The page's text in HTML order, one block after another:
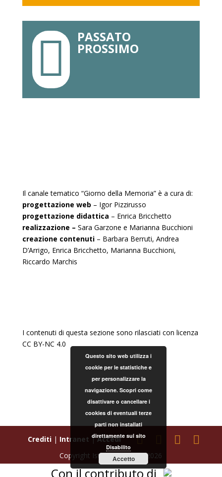
 PASSATO
PROSSIMO
Il canale tematico “Giorno della Memoria” è a cura di:
progettazione web – Igor Pizzirusso
progettazione didattica – Enrica Bricchetto
realizzazione – Sara Garzone e Marianna Bucchioni
creazione contenuti– Barbara Berruti, Andrea
D’Arrigo, Enrica Bricchetto, Marianna Bucchioni,
Riccardo Marchis
I contenuti di questa sezione sono rilasciati con licenza
CC BY-NC 4.0
Crediti| Intranet |Accedi
Copyright Istoreto © 2000-2026
Questo sito web utilizza i
cookie per le statistiche e
per personalizzare la
navigazione. Scopri come
disattivare o cancellare i
cookies di eventuali terze
parti non installati
direttamente sul sito
Disabilito
Accetto
Con il contributo di